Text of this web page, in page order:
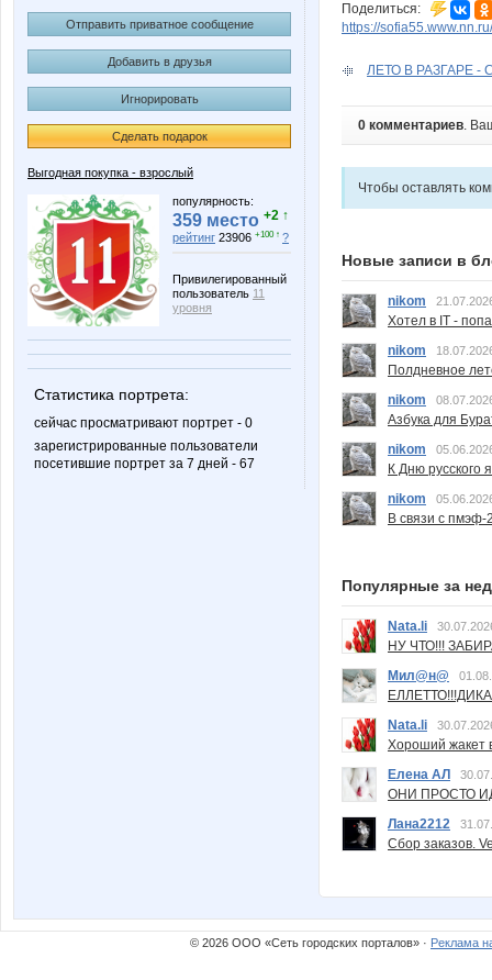
Отправить приватное сообщение
Добавить в друзья
Игнорировать
Сделать подарок
Выгодная покупка - взрослый
популярность:
359 место +2 ↑
рейтинг 23906 +100 ↑ ?
Привилегированный
пользователь 11
уровня
Статистика портрета:
сейчас просматривают портрет - 0
зарегистрированные пользователи
посетившие портрет за 7 дней - 67
Поделиться:
https://
ЛЕТО В РАЗГАРЕ -
0 комментариев.
Чтобы оставлять
Новые записи в
nikom
Хотел в IT -
nikom
Полдневное
nikom
Азбука для
nikom
К Дню русского
nikom
В связи с пмэф-
Популярные за
Nata.li
НУ ЧТО!!!
Мил@н@
Nata.li
Хороший жакет
Елена АЛ
ОНИ ПРОСТО
Лана2212
Сбор заказов.
© 2026 ООО «Сеть городских порталов» · Реклама